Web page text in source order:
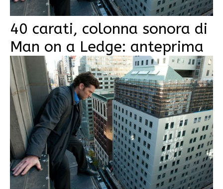
40 carati, colonna sonora di
Man on a Ledge: anteprima